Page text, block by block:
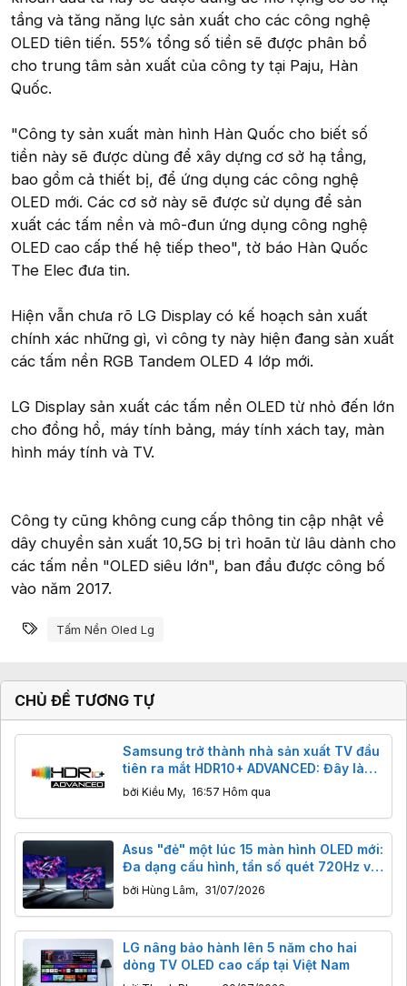
tầng và tăng năng lực sản xuất cho các công nghệ
OLED tiên tiến. 55% tổng số tiền sẽ được phân bổ
cho trung tâm sản xuất của công ty tại Paju, Hàn
Quốc.
"Công ty sản xuất màn hình Hàn Quốc cho biết số
tiền này sẽ được dùng để xây dựng cơ sở hạ tầng,
bao gồm cả thiết bị, để ứng dụng các công nghệ
OLED mới. Các cơ sở này sẽ được sử dụng để sản
xuất các tấm nền và mô-đun ứng dụng công nghệ
OLED cao cấp thế hệ tiếp theo", tờ báo Hàn Quốc
The Elec đưa tin.
Hiện vẫn chưa rõ LG Display có kế hoạch sản xuất
chính xác những gì, vì công ty này hiện đang sản xuất
các tấm nền RGB Tandem OLED 4 lớp mới.
LG Display sản xuất các tấm nền OLED từ nhỏ đến lớn
cho đồng hồ, máy tính bảng, máy tính xách tay, màn
hình máy tính và TV.
Công ty cũng không cung cấp thông tin cập nhật về
dây chuyền sản xuất 10,5G bị trì hoãn từ lâu dành cho
các tấm nền "OLED siêu lớn", ban đầu được công bố
vào năm 2017.
Từ khóa
Tấm Nền Oled Lg
CHỦ ĐỀ TƯƠNG TỰ
Samsung trở thành nhà sản xuất TV đầu
tiên ra mắt HDR10+ ADVANCED: Đây là
gì? Có tác dụng gì?
bởi Kiều My, 16:57 Hôm qua
Asus "đẻ" một lúc 15 màn hình OLED mới:
Đa dạng cấu hình, tần số quét 720Hz và
công nghệ BlackShield
bởi Hùng Lâm, 31/07/2026
LG nâng bảo hành lên 5 năm cho hai
dòng TV OLED cao cấp tại Việt Nam